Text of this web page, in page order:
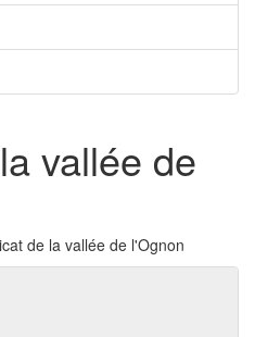
vallée de
de la vallée de l'Ognon